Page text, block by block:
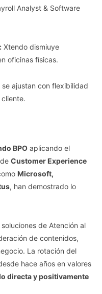
Use,
Analyst & Software
Xtendo dismiuye
oficinas físicas.
se ajustan con flexibilidad
BPO aplicando el
Customer Experience
Microsoft,
, han demostrado lo
de Atención al
de contenidos,
La rotación del
hace años en valores
directa y positivamente